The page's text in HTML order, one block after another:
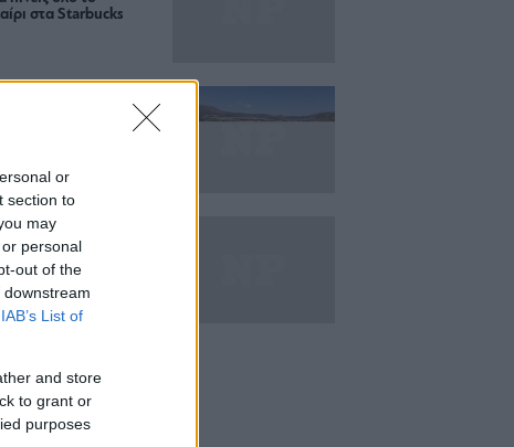
or
section to
may
personal
out of the
IAB’s List of
and store
to grant or
purposes
στα Starbucks
εκατ. – Η νέα εποχή
Μεζέ: Μια σύγχρονη
στη Νέα Σμύρνη
κρέας μιλάει πρώτο